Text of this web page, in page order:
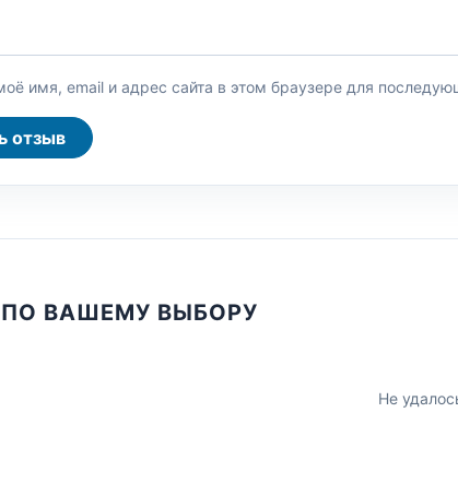
имя, email и адрес сайта в этом браузере для
Отправить отзыв
ВАШЕМУ ВЫБОРУ
Не